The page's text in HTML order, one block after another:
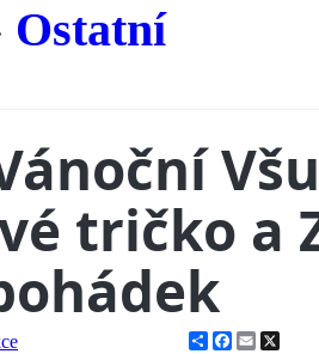
Ostatní
tričko a
ShareFacebook
Email